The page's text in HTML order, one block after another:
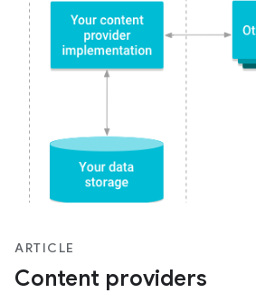
ARTICLE
Content providers